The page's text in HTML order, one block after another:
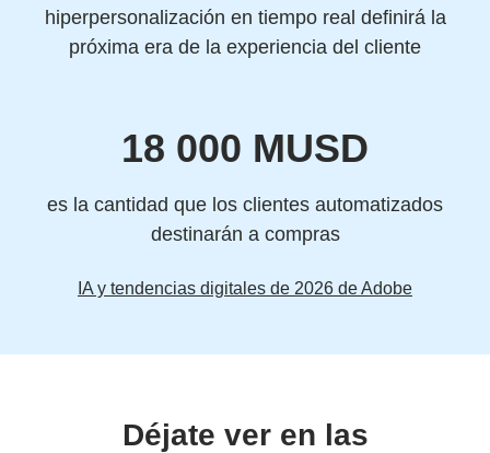
hiperpersonalización en tiempo real definirá la
próxima era de la experiencia del cliente
18 000 MUSD
es la cantidad que los clientes automatizados
destinarán a compras
IA y tendencias digitales de 2026 de Adobe
Déjate ver en las